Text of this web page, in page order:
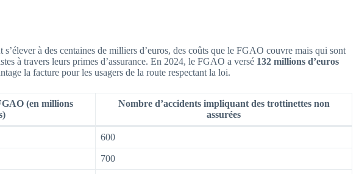
à des centaines de milliers d’euros, des coûts que le FGAO couvre mais qui sont
à travers leurs primes d’assurance. En 2024, le FGAO a versé 132 millions d’euros
la facture pour les usagers de la route respectant la loi.
(en millions
Nombre d’accidents impliquant des trottinettes non
assurées
600
700